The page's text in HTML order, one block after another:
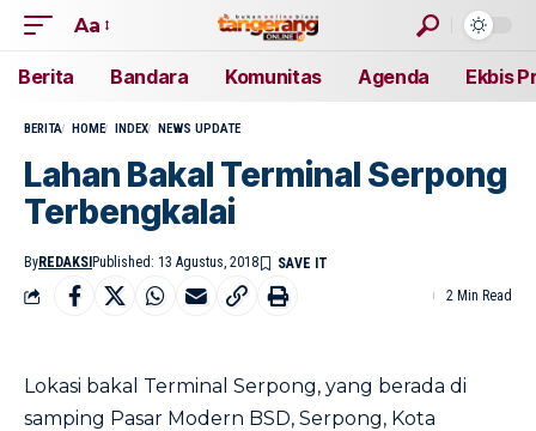
Aa
Berita Bandara Komunitas Agenda Ekbis
BERITA HOME INDEX NEWS UPDATE
Lahan Bakal Terminal Serpong
Terbengkalai
ByREDAKSI Published: 13 Agustus, 2018
2 Min Read
Lokasi bakal Terminal Serpong, yang berada di
samping Pasar Modern BSD, Serpong, Kota